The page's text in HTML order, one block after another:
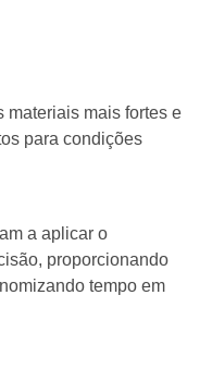
materiais mais fortes e
para condições
a aplicar o
proporcionando
tempo em